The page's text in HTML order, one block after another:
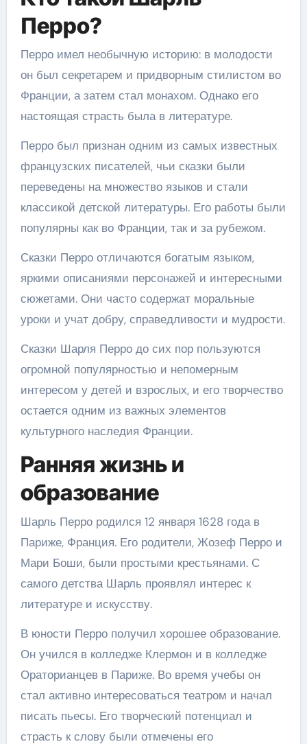
Перро?
Перро имел необычную историю: в молодости
он был секретарем и придворным стилистом во
Франции, а затем стал монахом. Однако его
настоящая страсть была в литературе.
Перро был признан одним из самых известных
французских писателей, чьи сказки были
переведены на множество языков и стали
классикой детской литературы. Его работы были
популярны как во Франции, так и за рубежом.
Сказки Перро отличаются богатым языком,
яркими описаниями персонажей и интересными
сюжетами. Они часто содержат моральные
уроки и учат добру, справедливости и мудрости.
Сказки Шарля Перро до сих пор пользуются
огромной популярностью и непомерным
интересом у детей и взрослых, и его творчество
остается одним из важных элементов
культурного наследия Франции.
Ранняя жизнь и
образование
Шарль Перро родился 12 января 1628 года в
Париже, Франция. Его родители, Жозеф Перро и
Мари Боши, были простыми крестьянами. С
самого детства Шарль проявлял интерес к
литературе и искусству.
В юности Перро получил хорошее образование.
Он учился в колледже Клермон и в колледже
Ораторианцев в Париже. Во время учебы он
стал активно интересоваться театром и начал
писать пьесы. Его творческий потенциал и
страсть к слову были отмечены его